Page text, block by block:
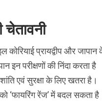
कोरियाई प्रायद्वीप और जापान
इन परीक्षणों की निंदा करता है
एवं सुरक्षा के लिए खतरा है।
‘फायरिंग रेंज’ में बदल सकता